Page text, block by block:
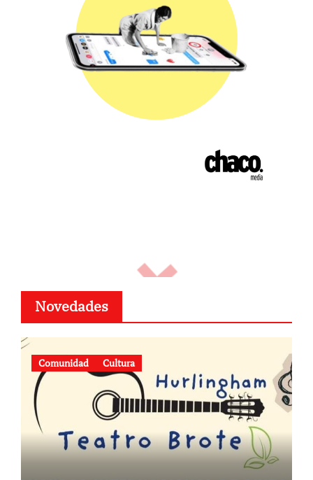
Novedades
Comunidad Cultura